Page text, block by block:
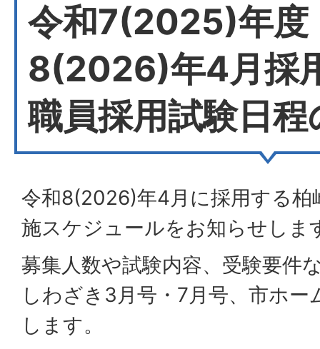
令和7(2025)年度
8(2026)年4月採
職員採用試験日
令和8(2026)年4月に採用する柏
施スケジュールをお知らせしま
募集人数や試験内容、受験要件
しわざき3月号・7月号、市ホ
します。